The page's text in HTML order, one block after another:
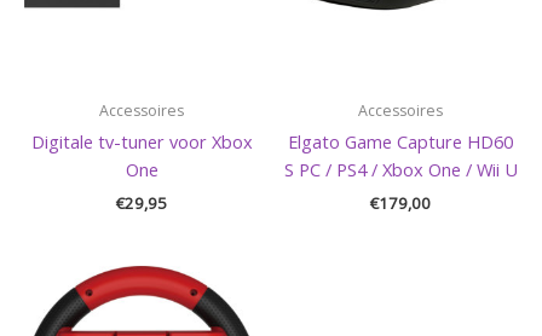
Accessoires
Digitale tv-tuner voor Xbox
One
€29,95
Accessoires
Elgato Game Capture HD60
S PC / PS4 / Xbox One / Wii U
€179,00